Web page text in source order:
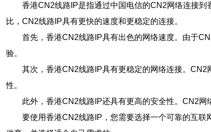
香港CN2线路IP是指通过中国电信的CN2网络连接
比，CN2线路IP具有更快的速度和更稳定的连接。
首先，香港CN2线路IP具有出色的网络速度。由于
验。
其次，香港CN2线路IP具有更稳定的网络连接。
性。
此外，香港CN2线路IP还具有更高的安全性。CN2
要使用香港CN2线路IP，您需要选择一个可靠的互